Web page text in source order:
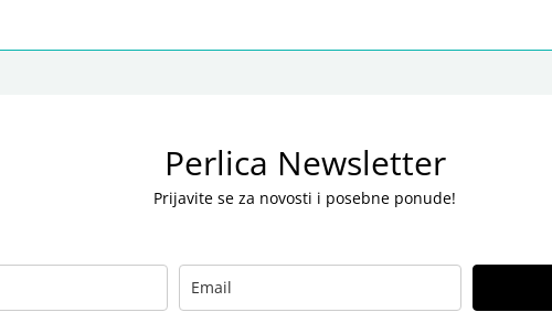
Perlica Newsletter
Prijavite se za novosti i posebne ponude!